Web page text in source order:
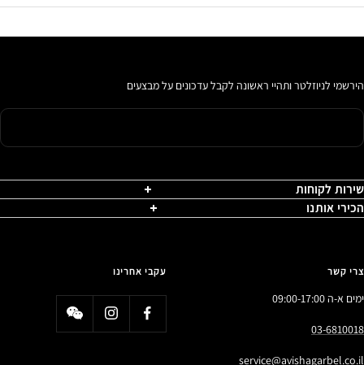
הירשמי לניוזלטר ותהיי ראשונה לקבל עדכונים על מבצעים
שירות לקוחות
הכירי אותנו
צרי קשר
ימים א-ה 09:00-17:00
03-6810018
service@avishagarbel.co.il
עקבי אחרינו